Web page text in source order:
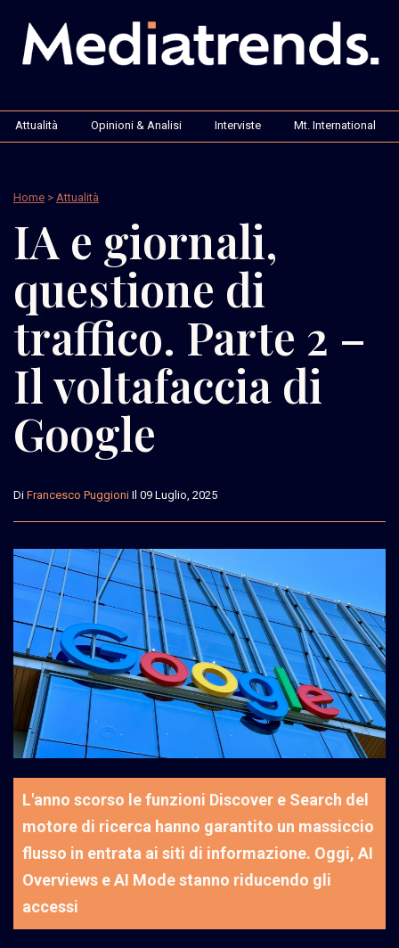
Attualità Opinioni & Analisi Interviste Mt. International
Home > Attualità
IA e giornali,
questione di
traffico. Parte 2 –
Il voltafaccia di
Google
Di Francesco Puggioni Il 09 Luglio, 2025
L'anno scorso le funzioni Discover e Search del
motore di ricerca hanno garantito un massiccio
flusso in entrata ai siti di informazione. Oggi, AI
Overviews e AI Mode stanno riducendo gli
accessi